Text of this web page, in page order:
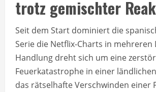
trotz gemischter
Seit dem Start dominiert die
Serie die Netflix-Charts in mehreren
Handlung dreht sich um eine
Feuerkatastrophe in einer
das rätselhafte Verschwinden einer